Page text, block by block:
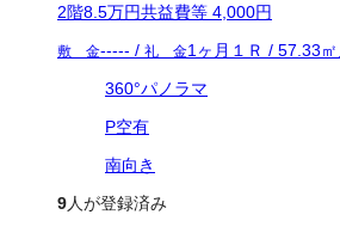
2階8.5万円共益費等 4,000円
敷 金----- / 礼 金1ヶ月 １Ｒ / 57.33㎡
360°パノラマ
P空有
南向き
9人が登録済み